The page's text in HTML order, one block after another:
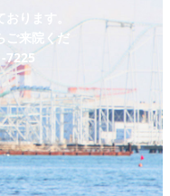
ります。
ご来院くだ
7225‬